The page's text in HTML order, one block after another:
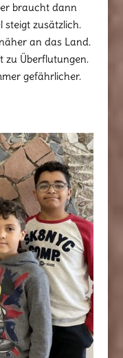
braucht dann
steigt zusätzlich.
an das Land.
zu Überflutungen.
gefährlicher.